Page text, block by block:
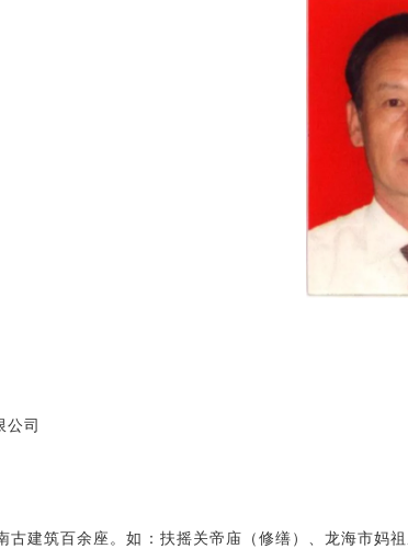
司
古建筑百余座。如：扶摇关帝庙（修缮）、龙海市